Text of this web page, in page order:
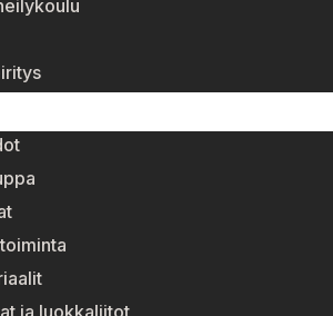
ja luokkaliitot